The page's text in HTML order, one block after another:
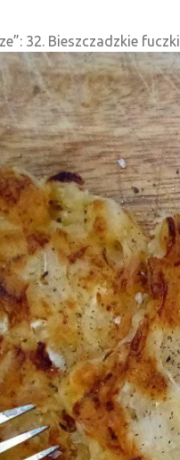
32. Bieszczadzkie fuczki